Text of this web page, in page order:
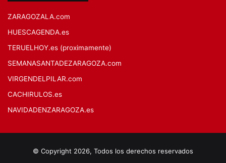
ZARAGOZALA.com
HUESCAGENDA.es
TERUELHOY.es (proximamente)
SEMANASANTADEZARAGOZA.com
VIRGENDELPILAR.com
CACHIRULOS.es
NAVIDADENZARAGOZA.es
© Copyright 2026, Todos los derechos reservados